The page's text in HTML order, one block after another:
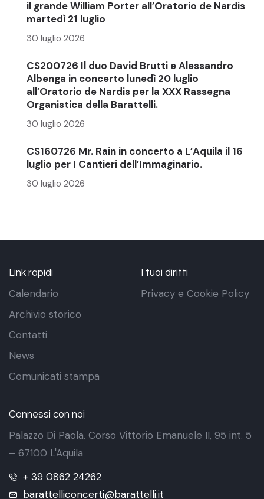
il grande William Porter all’Oratorio de Nardis
martedì 21 luglio
30 luglio 2026
CS200726 Il duo David Brutti e Alessandro
Albenga in concerto lunedì 20 luglio
all’Oratorio de Nardis per la XXX Rassegna
Organistica della Barattelli.
30 luglio 2026
CS160726 Mr. Rain in concerto a L’Aquila il 16
luglio per I Cantieri dell’Immaginario.
30 luglio 2026
Link rapidi
Calendario
Archivio storico
Contatti
News
Comunicati stampa
I tuoi diritti
Privacy e Cookie Policy
Connessi con noi
Palazzo Di Paola. Corso Vittorio Emanuele II, 95 int. 5
– 67100 L'Aquila
+ 39 0862 24262
barattelliconcerti@barattelli.it